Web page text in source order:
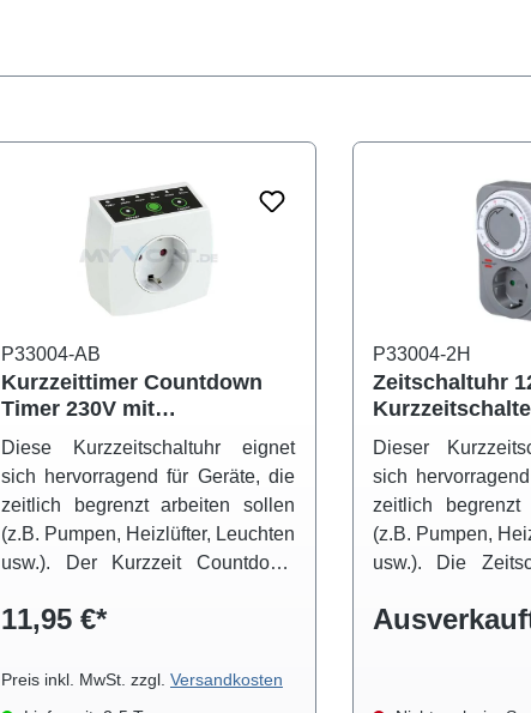
P33004-AB
Kurzzeittimer Countdown
Timer 230V mit
Wiederholungsfunktion
Diese Kurzzeitschaltuhr eignet
sich hervorragend für Geräte, die
zeitlich begrenzt arbeiten sollen
(z.B. Pumpen, Heizlüfter, Leuchten
usw.). Der Kurzzeit Countdown
Steckdose und Elektrogerät
der eingestellten Zeit (15 / 30
Minuten bzw. 1 / 2 / 4 und 6
11,95 €*
Preis inkl. MwSt. zzgl. Versandkosten
P33004-2H
Zeitschaltuhr
Dieser
sich
zeitlich begrenzt
(z.B. Pumpen,
usw.). Die
ausgestattet und
den